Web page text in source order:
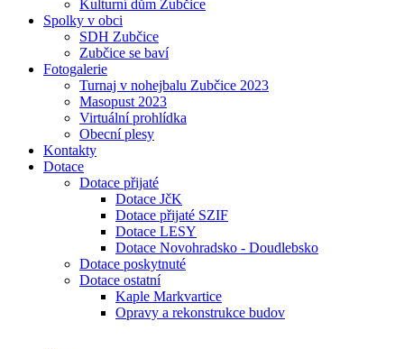
Kulturní dům Zubčice
Spolky v obci
SDH Zubčice
Zubčice se baví
Fotogalerie
Turnaj v nohejbalu Zubčice 2023
Masopust 2023
Virtuální prohlídka
Obecní plesy
Kontakty
Dotace
Dotace přijaté
Dotace JčK
Dotace přijaté SZIF
Dotace LESY
Dotace Novohradsko - Doudlebsko
Dotace poskytnuté
Dotace ostatní
Kaple Markvartice
Opravy a rekonstrukce budov